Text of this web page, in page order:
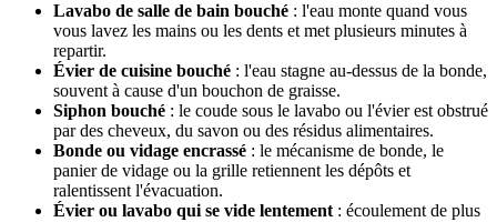
Lavabo de salle de bain bouché : l'eau monte quand vous
vous lavez les mains ou les dents et met plusieurs minutes à
repartir.
Évier de cuisine bouché : l'eau stagne au-dessus de la bonde,
souvent à cause d'un bouchon de graisse.
Siphon bouché : le coude sous le lavabo ou l'évier est obstrué
par des cheveux, du savon ou des résidus alimentaires.
Bonde ou vidage encrassé : le mécanisme de bonde, le
panier de vidage ou la grille retiennent les dépôts et
ralentissent l'évacuation.
Évier ou lavabo qui se vide lentement : écoulement de plus